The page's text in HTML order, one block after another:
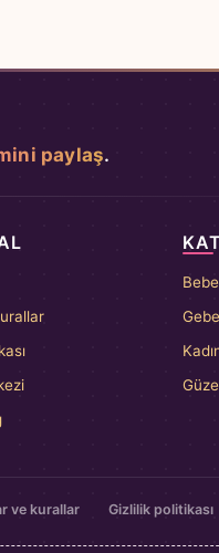
paylaş.
ve kurallar Gizlilik politikası